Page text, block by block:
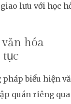
lưu với học
hóa
pháp biểu hiện
quán riêng qua